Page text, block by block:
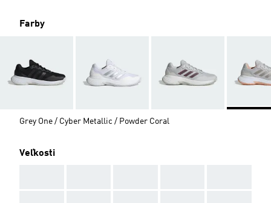
Farby
Grey One / Cyber Metallic / Powder Coral
Veľkosti